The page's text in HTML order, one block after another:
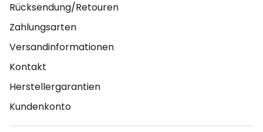
Rücksendung/Retouren
Zahlungsarten
Versandinformationen
Kontakt
Herstellergarantien
Kundenkonto